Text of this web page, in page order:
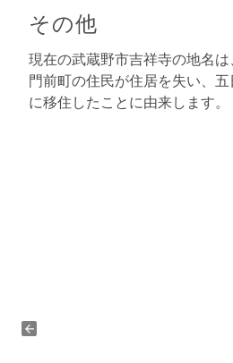
その他
現在の武蔵野市吉祥寺の地名
門前町の住民が住居を失い、
に移住したことに由来します。